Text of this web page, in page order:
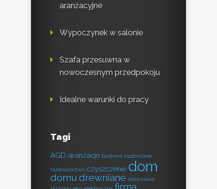
aranżacyjne
Wypoczynek w salonie
Szafa przesuwna w
nowoczesnym przedpokoju
Idealne warunki do pracy
Tagi
AGD aranżacje budowa budowlane
budownictwo czyszczenie dom
domu drewniane drewniane